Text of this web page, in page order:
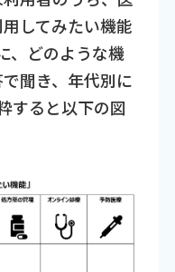
してみたい機能
、どのような機
聞き、年代別に
すると以下の図